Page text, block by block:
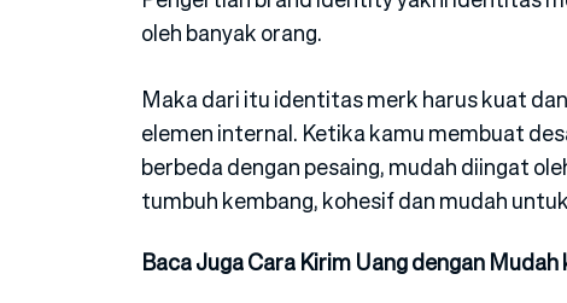
oleh banyak orang.
Maka dari itu identitas merk harus kuat
elemen internal. Ketika kamu membuat
berbeda dengan pesaing, mudah diingat
tumbuh kembang, kohesif dan mudah
Baca Juga Cara Kirim Uang dengan